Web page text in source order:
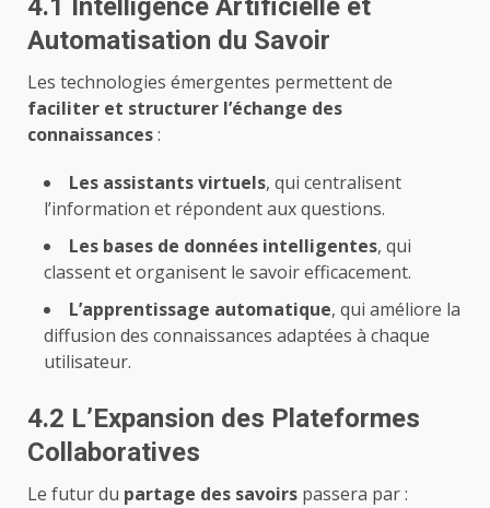
4.1 Intelligence Artificielle et
Automatisation du Savoir
Les technologies émergentes permettent de
faciliter et structurer l’échange des
connaissances:
Les assistants virtuels, qui centralisent
l’information et répondent aux questions.
Les bases de données intelligentes, qui
classent et organisent le savoir efficacement.
L’apprentissage automatique, qui améliore la
diffusion des connaissances adaptées à chaque
utilisateur.
4.2 L’Expansion des Plateformes
Collaboratives
Le futur du partage des savoirs passera par :